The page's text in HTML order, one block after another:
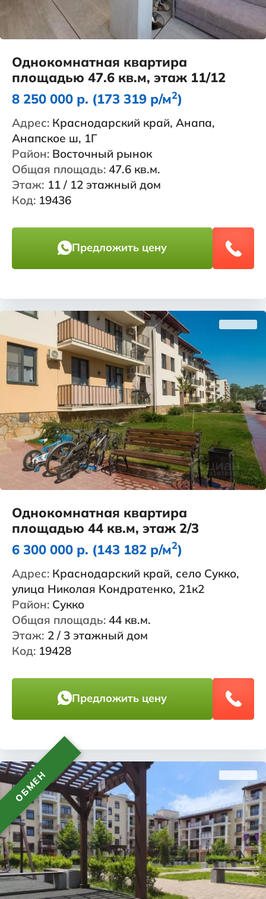
Однокомнатная квартира
площадью 47.6 кв.м, этаж 11/12
8 250 000 р. (173 319 р/м2)
Адрес: Краснодарский край, Анапа,
Анапское ш, 1Г
Район: Восточный рынок
Общая площадь: 47.6 кв.м.
Этаж: 11 / 12 этажный дом
Код: 19436
Предложить цену
Однокомнатная квартира
площадью 44 кв.м, этаж 2/3
6 300 000 р. (143 182 р/м2)
Адрес: Краснодарский край, село Сукко,
улица Николая Кондратенко, 21к2
Район: Сукко
Общая площадь: 44 кв.м.
Этаж: 2 / 3 этажный дом
Код: 19428
Предложить цену
ОБМЕН